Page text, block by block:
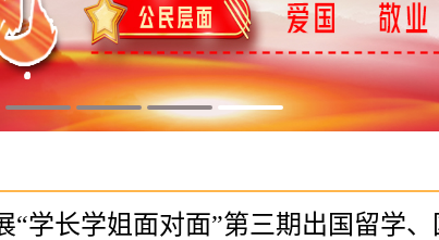
“学长学姐面对面”第三期出国留学